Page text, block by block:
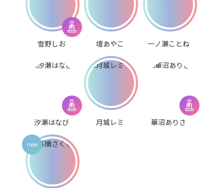
雪野しお 壇あやこ 一ノ瀬ことね
汐瀬はなび 月城レミ 華沼ありさ